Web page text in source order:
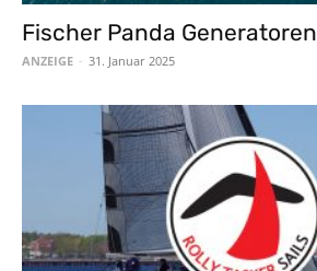
Fischer Panda Generatoren
ANZEIGE - 31. Januar 2025